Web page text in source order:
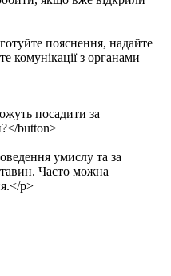
пояснення, надайте
комунікації з органами
посадити за
button>
умислу та за
Часто можна
p>